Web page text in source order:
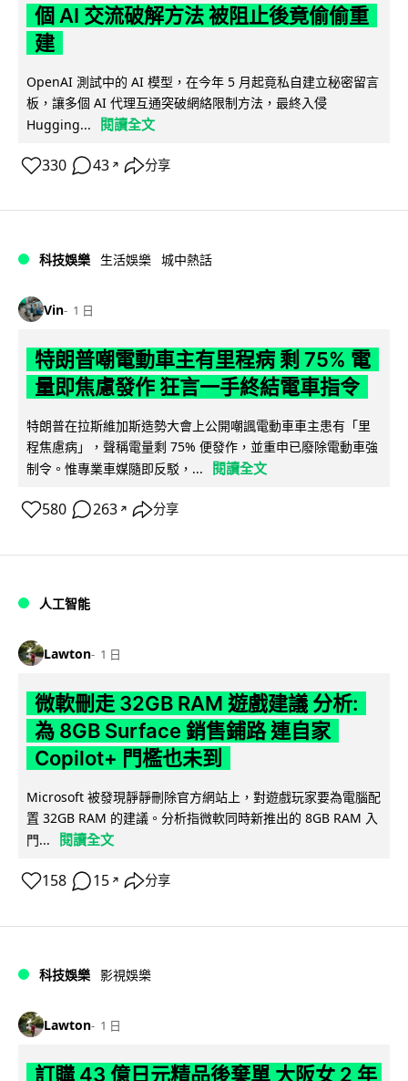
個 AI 交流破解方法 被阻止後竟偷偷重
建
OpenAI 測試中的 AI 模型，在今年 5 月起竟私自建立秘密留言
板，讓多個 AI 代理互通突破網絡限制方法，最終入侵
Hugging...
閱讀全文
330 43 ↗ 分享
科技娛樂 生活娛樂 城中熱話
Vin 1 日
特朗普嘲電動車主有里程病 剩 75% 電
量即焦慮發作 狂言一手終結電車指令
特朗普在拉斯維加斯造勢大會上公開嘲諷電動車車主患有「里
程焦慮病」，聲稱電量剩 75% 便發作，並重申已廢除電動車強
制令。惟專業車媒隨即反駁，...
閱讀全文
580 263 ↗ 分享
人工智能
Lawton 1 日
微軟刪走 32GB RAM 遊戲建議 分析:
為 8GB Surface 銷售鋪路 連自家
Copilot+ 門檻也未到
Microsoft 被發現靜靜刪除官方網站上，對遊戲玩家要為電腦配
置 32GB RAM 的建議。分析指微軟同時新推出的 8GB RAM 入
門...
閱讀全文
158 15 ↗ 分享
科技娛樂 影視娛樂
Lawton 1 日
訂購 43 億日元精品後棄單 大阪女 2 年